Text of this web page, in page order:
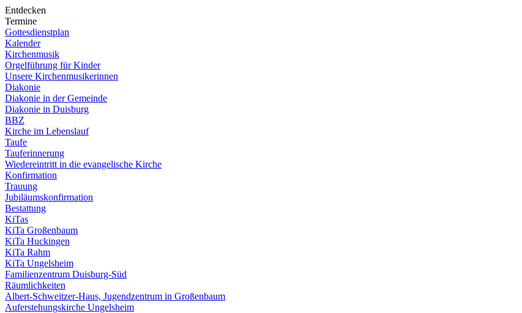
Entdecken
Termine
Gottesdienstplan
Kalender
Kirchenmusik
Orgelführung für Kinder
Unsere Kirchenmusikerinnen
Diakonie
Diakonie in der Gemeinde
Diakonie in Duisburg
BBZ
Kirche im Lebenslauf
Taufe
Tauferinnerung
Wiedereintritt in die evangelische Kirche
Konfirmation
Trauung
Jubiläumskonfirmation
Bestattung
KiTas
KiTa Großenbaum
KiTa Huckingen
KiTa Rahm
KiTa Ungelsheim
Familienzentrum Duisburg-Süd
Räumlichkeiten
Albert-Schweitzer-Haus, Jugendzentrum in Großenbaum
Auferstehungskirche Ungelsheim